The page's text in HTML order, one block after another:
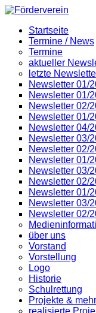
Startseite
Termine / News
Termine
aktueller
letzte
Newsletter 01/
Newsletter 01/
Newsletter 02/
Newsletter 01/
Newsletter 04/
Newsletter 03/
Newsletter 02/
Newsletter 01/
Newsletter 03/
Newsletter 02/
Newsletter 01/
Newsletter 03/
Newsletter 02/
über uns
Vorstand
Vorstellung
Logo
Historie
Schulrettung
Projekte &
realisierte